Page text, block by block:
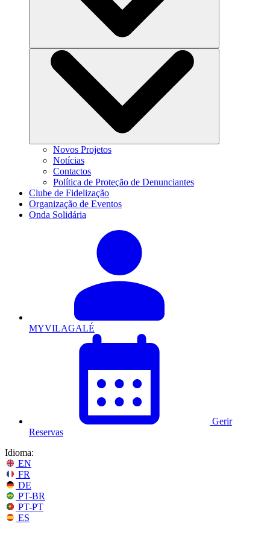
Novos Projetos
Notícias
Contactos
Política de Proteção de Denunciantes
Clube de Fidelização
Organização de Eventos
Onda Solidária
MYVILAGALÉ
Gerir
Reservas
Idioma:
EN
FR
DE
PT-BR
PT-PT
ES